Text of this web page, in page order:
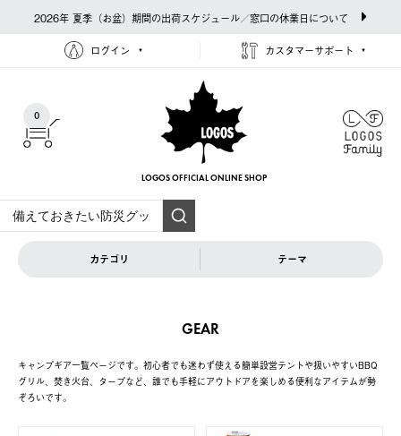
2026年 夏季（お盆）期間の出荷スケジュール／窓口の休業日について
ログイン カスタマーサポート
0
LOGOS OFFICIAL ONLINE SHOP
カテゴリ テーマ
GEAR
キャンプギア一覧ページです。初心者でも迷わず使える簡単設営テントや扱いやすいBBQ
グリル、焚き火台、タープなど、誰でも手軽にアウトドアを楽しめる便利なアイテムが勢
ぞろいです。